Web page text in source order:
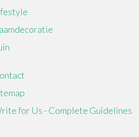
for Us - Complete Guidelines